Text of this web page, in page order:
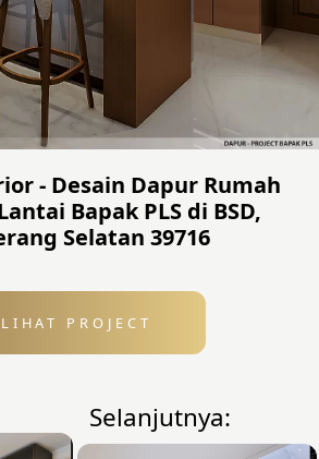
- Desain Dapur Rumah
Bapak PLS di BSD,
Selatan 39716
PROJECT
Selanjutnya: